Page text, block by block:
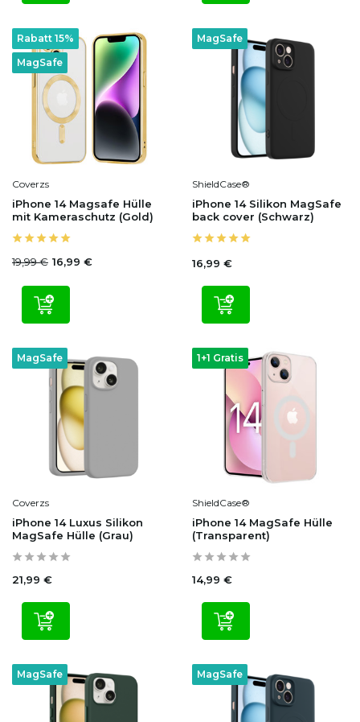
MagSafe
Rabatt 15%
Coverzs
iPhone 14 Magsafe Hülle
mit Kameraschutz (Gold)
19,99 € 16,99 €
MagSafe
ShieldCase®
iPhone 14 Silikon MagSafe
back cover (Schwarz)
16,99 €
MagSafe
Coverzs
iPhone 14 Luxus Silikon
MagSafe Hülle (Grau)
21,99 €
1+1 Gratis
ShieldCase®
iPhone 14 MagSafe Hülle
(Transparent)
14,99 €
MagSafe MagSafe